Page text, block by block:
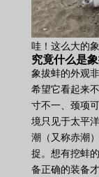
哇！这么大的
究竟什么是
象拔蚌的外观
希望它看起来
寸不一、颈项
境只见于太平
潮（又称赤潮
捉。想有挖蚌
备正确的装备